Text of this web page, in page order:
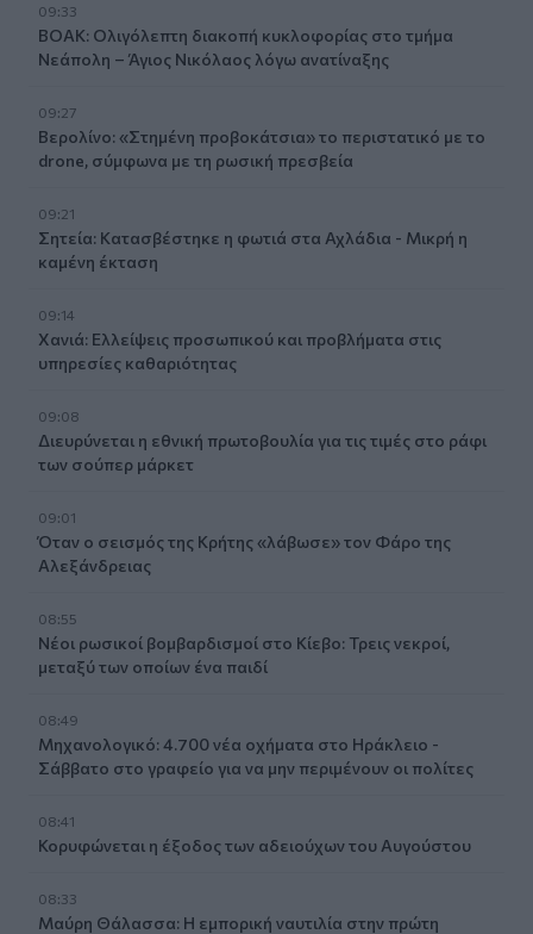
09:33
ΒΟΑΚ: Ολιγόλεπτη διακοπή κυκλοφορίας στο τμήμα
Νεάπολη – Άγιος Νικόλαος λόγω ανατίναξης
09:27
Βερολίνο: «Στημένη προβοκάτσια» το περιστατικό με το
drone, σύμφωνα με τη ρωσική πρεσβεία
09:21
Σητεία: Κατασβέστηκε η φωτιά στα Αχλάδια - Μικρή η
καμένη έκταση
09:14
Χανιά: Ελλείψεις προσωπικού και προβλήματα στις
υπηρεσίες καθαριότητας
09:08
Διευρύνεται η εθνική πρωτοβουλία για τις τιμές στο ράφι
των σούπερ μάρκετ
09:01
Όταν ο σεισμός της Κρήτης «λάβωσε» τον Φάρο της
Αλεξάνδρειας
08:55
Νέοι ρωσικοί βομβαρδισμοί στο Κίεβο: Τρεις νεκροί,
μεταξύ των οποίων ένα παιδί
08:49
Μηχανολογικό: 4.700 νέα οχήματα στο Ηράκλειο -
Σάββατο στο γραφείο για να μην περιμένουν οι πολίτες
08:41
Κορυφώνεται η έξοδος των αδειούχων του Αυγούστου
08:33
Μαύρη Θάλασσα: Η εμπορική ναυτιλία στην πρώτη